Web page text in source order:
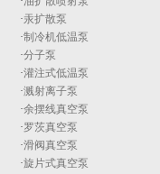
·汞扩散泵
·制冷机低温泵
·分子泵
·灌注式低温泵
·溅射离子泵
·余摆线真空泵
·罗茨真空泵
·滑阀真空泵
·旋片式真空泵